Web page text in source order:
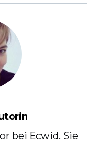
bei Ecwid. Sie